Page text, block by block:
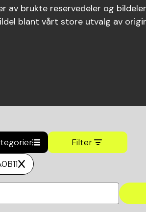
av brukte reservedeler og
blant vårt store utvalg av
Filter